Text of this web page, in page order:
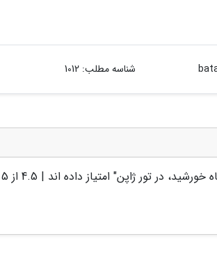
شناسه مطلب: 1012
خورشید، در تور ژاپن" امتیاز داده اند | 4.5 از 5